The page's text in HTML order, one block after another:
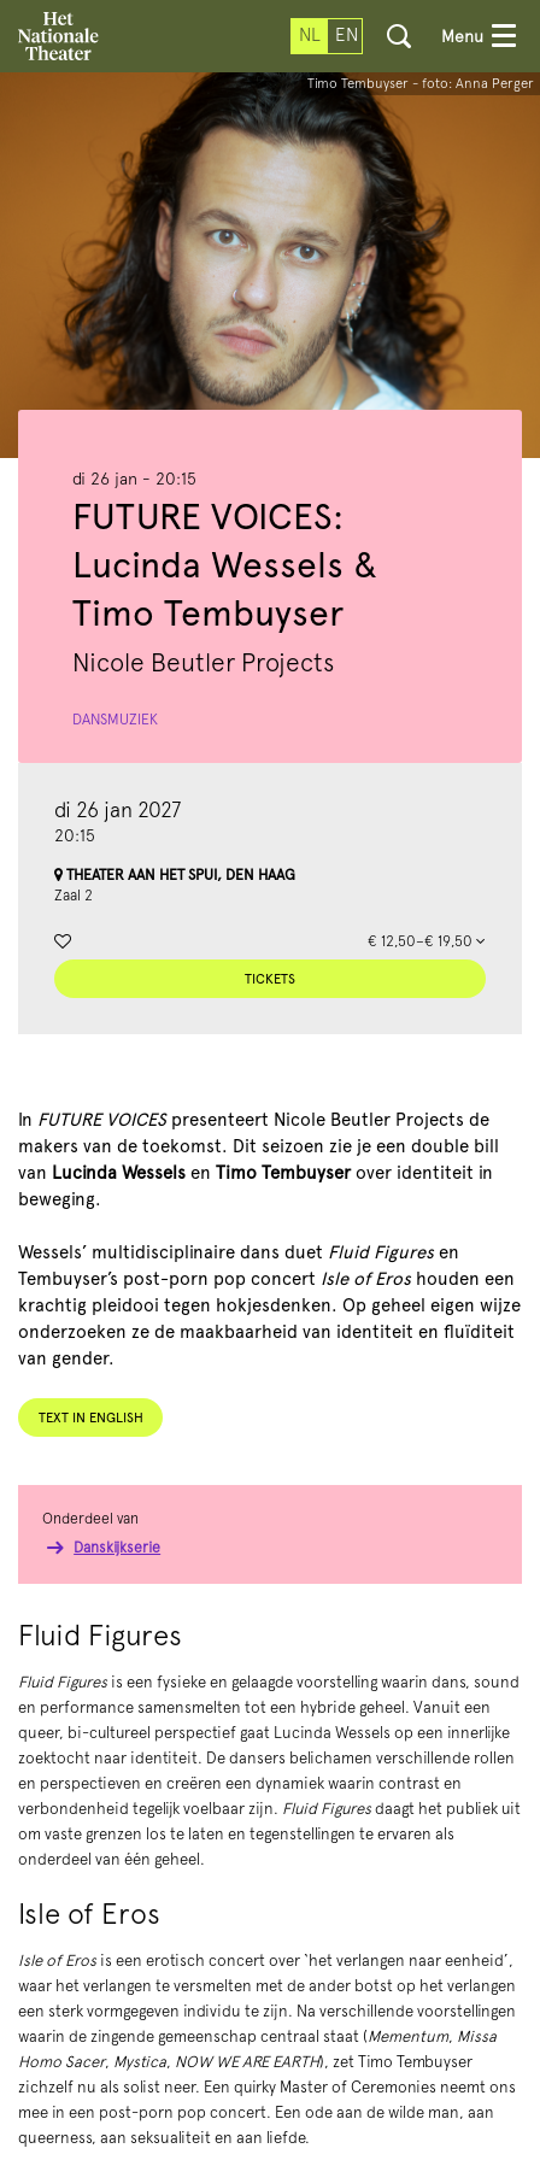
NL EN Menu
Timo Tembuyser - foto: Anna Perger
FUTURE VOICES:
Lucinda Wessels &
Timo Tembuyser
Nicole Beutler Projects
di 26 jan - 20:15
DANSMUZIEK
di 26 jan 2027
20:15
THEATER AAN HET SPUI, DEN HAAG
Zaal 2
€ 12,50–€ 19,50
TICKETS
In FUTURE VOICESpresenteert Nicole Beutler Projects de
makers van de toekomst. Dit seizoen zie je een double bill
van Lucinda Wessels en Timo Tembuyserover identiteit in
beweging.
Wessels’ multidisciplinaire dans duet Fluid Figures en
Tembuyser’s post-porn pop concert Isle of Eros houden een
krachtig pleidooi tegen hokjesdenken. Op geheel eigen wijze
onderzoeken ze de maakbaarheid van identiteit en fluïditeit
van gender.
TEXT IN ENGLISH
Fluid Figures
Fluid Figures is een fysieke en gelaagde voorstelling waarin dans, sound
en performance samensmelten tot een hybride geheel. Vanuit een
queer, bi-cultureel perspectief gaat Lucinda Wessels op een innerlijke
zoektocht naar identiteit. De dansers belichamen verschillende rollen
en perspectieven en creëren een dynamiek waarin contrast en
verbondenheid tegelijk voelbaar zijn. Fluid Figures daagt het publiek uit
om vaste grenzen los te laten en tegenstellingen te ervaren als
onderdeel van één geheel.
Isle of Eros
Isle of Eros is een erotisch concert over ‘het verlangen naar eenheid’,
waar het verlangen te versmelten met de ander botst op het verlangen
een sterk vormgegeven individu te zijn. Na verschillende voorstellingen
waarin de zingende gemeenschap centraal staat (Mementum, Missa
Homo Sacer, Mystica, NOW WE ARE EARTH), zet Timo Tembuyser
zichzelf nu als solist neer. Een quirky Master of Ceremonies neemt ons
mee in een post-porn pop concert. Een ode aan de wilde man, aan
queerness, aan seksualiteit en aan liefde.
Onderdeel van
Danskijkserie